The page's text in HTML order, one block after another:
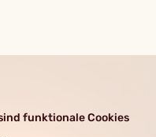
funktionale Cookies